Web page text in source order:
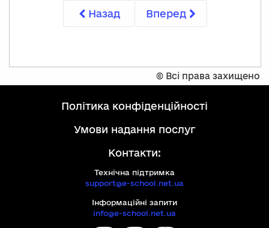
Назад Вперед
© Всі права захищено
політика конфіденційності
умови надання послуг
Контакти:
Технічна підтримка
support@e-school.net.ua
Інформаційні запити
info@e-school.net.ua